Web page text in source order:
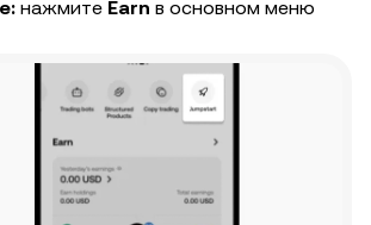
нажмите Earn в основном меню